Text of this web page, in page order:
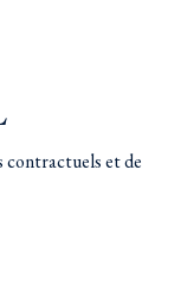
contractuels et de